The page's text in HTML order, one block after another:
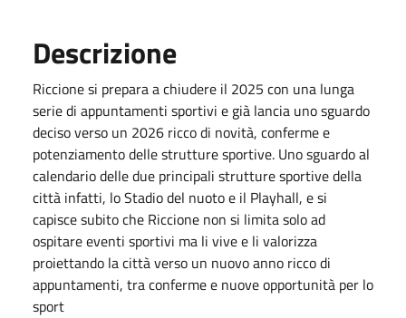
Descrizione
Riccione si prepara a chiudere il 2025 con una lunga
serie di appuntamenti sportivi e già lancia uno sguardo
deciso verso un 2026 ricco di novità, conferme e
potenziamento delle strutture sportive. Uno sguardo al
calendario delle due principali strutture sportive della
città infatti, lo Stadio del nuoto e il Playhall, e si
capisce subito che Riccione non si limita solo ad
ospitare eventi sportivi ma li vive e li valorizza
proiettando la città verso un nuovo anno ricco di
appuntamenti, tra conferme e nuove opportunità per lo
sport